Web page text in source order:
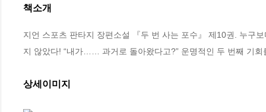
책소개
지언 스포츠 판타지 장편소설 『두 번 사는 포수』 제10권. 누구
지 않았다! “내가…… 과거로 돌아왔다고?” 운명적인 두 번째 기
상세이미지